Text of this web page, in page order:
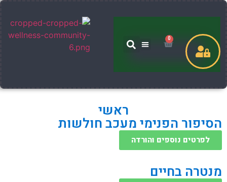
0
ראשי
הסיפור הפנימי מעכב חולשות
לפרטים נוספים והורדה
מנטרה בחיים